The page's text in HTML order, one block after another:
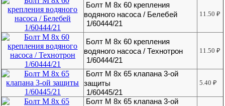
Болт М 8х 60 крепления
водяного насоса / Белебей
1/60444/21
11.50₽
Болт М 8х 60 крепления
водяного насоса / Технотрон
1/60444/21
11.50₽
Болт М 8х 65 клапана 3-ой
защиты
1/60445/21
5.40₽
Болт М 8х 65 клапана 3-ой